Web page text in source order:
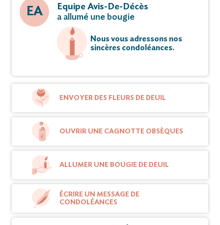
EA
Equipe Avis-De-Décès
a allumé une bougie
Nous vous adressons nos
sincères condoléances.
ENVOYER DES FLEURS DE DEUIL
OUVRIR UNE CAGNOTTE OBSÈQUES
ALLUMER UNE BOUGIE DE DEUIL
ÉCRIRE UN MESSAGE DE
CONDOLÉANCES